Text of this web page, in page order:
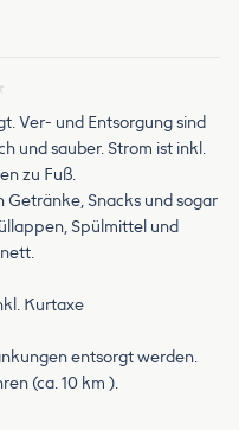
Ver- und Entsorgung sind
und sauber. Strom ist inkl.
zu Fuß.
Snacks und sogar
Spülmittel und
Kurtaxe
entsorgt werden.
(ca. 10 km ).